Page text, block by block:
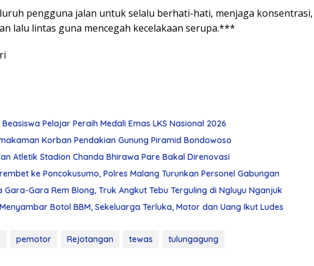
pengguna jalan untuk selalu berhati-hati, menjaga konsentrasi,
lalu lintas guna mencegah kecelakaan serupa.***
Pelajar Peraih Medali Emas LKS Nasional 2026
Korban Pendakian Gunung Piramid Bondowoso
Atletik Stadion Chanda Bhirawa Pare Bakal Direnovasi
ke Poncokusumo, Polres Malang Turunkan Personel Gabungan
Gara Rem Blong, Truk Angkut Tebu Terguling di Ngluyu Nganjuk
Botol BBM, Sekeluarga Terluka, Motor dan Uang Ikut Ludes
pemotor Rejotangan tewas tulungagung